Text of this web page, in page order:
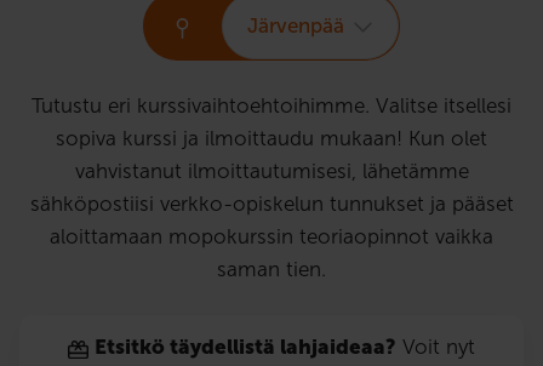
Järvenpää
Tutustu eri kurssivaihtoehtoihimme. Valitse itsellesi
sopiva kurssi ja ilmoittaudu mukaan! Kun olet
vahvistanut ilmoittautumisesi, lähetämme
sähköpostiisi verkko-opiskelun tunnukset ja pääset
aloittamaan mopokurssin teoriaopinnot vaikka
saman tien.
Etsitkö täydellistä lahjaideaa? Voit nyt